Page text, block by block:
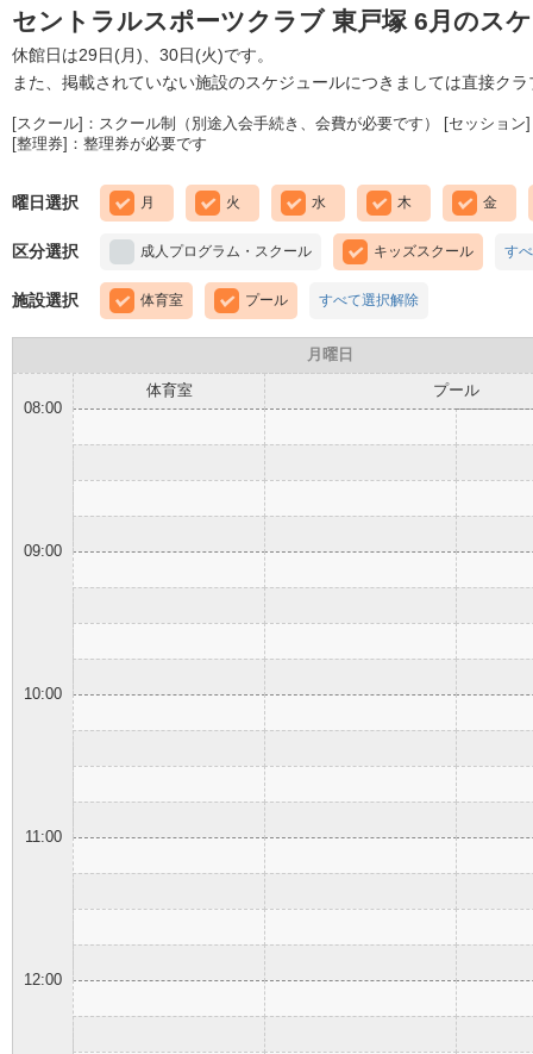
セントラルスポーツクラブ 東戸塚 6月のス
休館日は29日(月)、30日(火)です。
また、掲載されていない施設のスケジュールにつきましては直接ク
[スクール]：スクール制（別途入会手続き、会費が必要です） [セッショ
[整理券]：整理券が必要です
曜日選択 月 火 水 木 金
区分選択 成人プログラム・スクール キッズスクール す
施設選択 体育室 プール すべて選択解除
月曜日
体育室
プール
08:00
09:00
10:00
11:00
12:00